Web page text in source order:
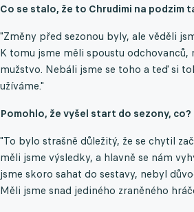
Co se stalo, že to Chrudimi na podzim
"Změny před sezonou byly, ale věděli
K tomu jsme měli spoustu odchovanců,
mužstvo. Nebáli jsme se toho a teď si
užíváme."
Pomohlo, že vyšel start do sezony, co?
"To bylo strašně důležitý, že se chytil
měli jsme výsledky, a hlavně se nám
jsme skoro sahat do sestavy, nebyl
Měli jsme snad jediného zraněného